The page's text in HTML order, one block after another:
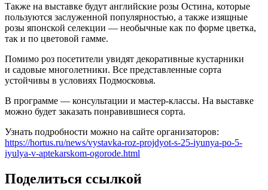
Также на выставке будут английские розы Остина, которые
пользуются заслуженной популярностью, а также изящные
розы японской селекции — необычные как по форме цветка,
так и по цветовой гамме.
Помимо роз посетители увидят декоративные кустарники
и садовые многолетники. Все представленные сорта
устойчивы в условиях Подмосковья.
В программе — консультации и мастер-классы. На выставке
можно будет заказать понравившиеся сорта.
Узнать подробности можно на сайте организаторов:
https://hortus.ru/news/vystavka-roz-projdyot-s-25-iyunya-po-5-
iyulya-v-aptekarskom-ogorode.html
Поделиться ссылкой